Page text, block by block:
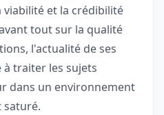
et la crédibilité
tout sur la qualité
l'actualité de ses
à traiter les sujets
dans un environnement
saturé.